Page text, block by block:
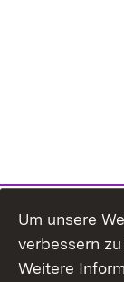
Um unsere
verbessern
Weitere